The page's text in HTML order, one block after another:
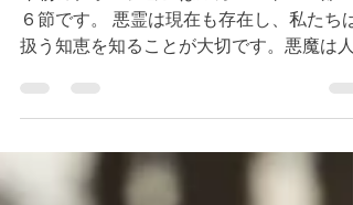
今朝のデボーションはルカ１１章２４節〜
扱う知恵を知ることが大切です。悪魔は人
を通して働くことがありますが、私たちは
人々と戦っているのではなく、悪霊と戦っ
いるのです。（参照 エペソ６章１２節）